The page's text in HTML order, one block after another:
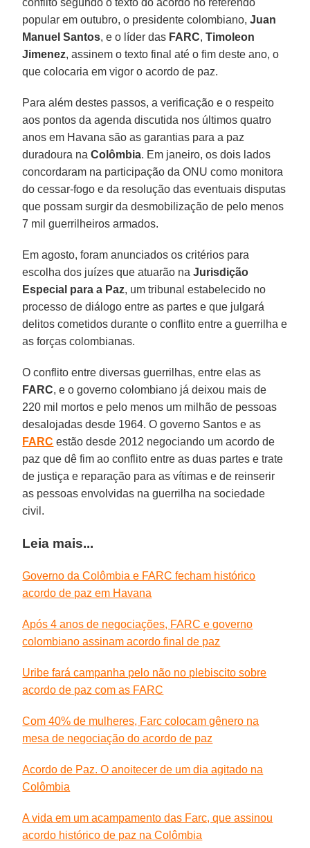
popular em outubro, o presidente colombiano,Juan
Manuel Santos, e o líder das FARC,Timoleon
Jimenez, assinem o texto final até o fim deste ano, o
que colocaria em vigor o acordo de paz.
Para além destes passos, a verificação e o respeito
aos pontos da agenda discutida nos últimos quatro
anos em Havana são as garantias para a paz
duradoura naColômbia. Em janeiro, os dois lados
concordaram na participação da ONU como monitora
do cessar-fogo e da resolução das eventuais disputas
que possam surgir da desmobilização de pelo menos
7 mil guerrilheiros armados.
Em agosto, foram anunciados os critérios para
escolha dos juízes que atuarão naJurisdição
Especial para a Paz, um tribunal estabelecido no
processo de diálogo entre as partes e que julgará
delitos cometidos durante o conflito entre a guerrilha e
as forças colombianas.
O conflito entre diversas guerrilhas, entre elas as
FARC, e o governo colombiano já deixou mais de
220 mil mortos e pelo menos um milhão de pessoas
desalojadas desde 1964. O governo Santos e as
FARC estão desde 2012 negociando um acordo de
paz que dê fim ao conflito entre as duas partes e trate
de justiça e reparação para as vítimas e de reinserir
as pessoas envolvidas na guerrilha na sociedade
civil.
Leia mais...
Governo da Colômbia e FARC fecham histórico
acordo de paz em Havana
Após 4 anos de negociações, FARC e governo
colombiano assinam acordo final de paz
Uribe fará campanha pelo não no plebiscito sobre
acordo de paz com as FARC
Com 40% de mulheres, Farc colocam gênero na
mesa de negociação do acordo de paz
Acordo de Paz. O anoitecer de um dia agitado na
Colômbia
A vida em um acampamento das Farc, que assinou
acordo histórico de paz na Colômbia